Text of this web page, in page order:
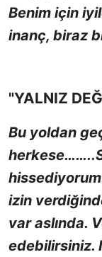
Benim için
inanç, biraz
"YALNIZ
Bu yoldan
izin
var aslında.
edebilirsiniz.